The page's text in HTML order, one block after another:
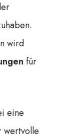
wird
für
eine
wertvolle